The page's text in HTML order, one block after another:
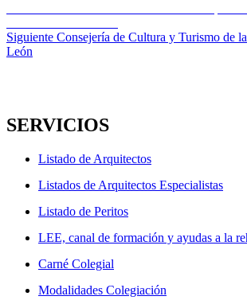
Navegación
de
entradas
Siguiente Entrada
Consejería de Cultura y Turismo de
León
SERVICIOS
Listado de Arquitectos
Listados de Arquitectos Especialistas
Listado de Peritos
LEE, canal de formación y ayudas a la
Carné Colegial
Modalidades Colegiación